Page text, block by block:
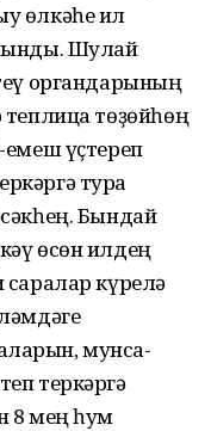
өлкәһе ил
Шулай
органдарының
төҙөйһөң
үҫтереп
тура
Бындай
өсөн илдең
саралар күрелә
мунса-
теркәргә
8 мең һум